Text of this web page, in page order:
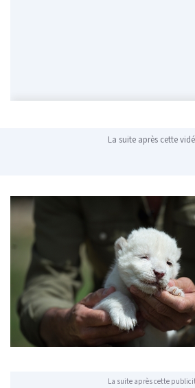
La suite après cette
La suite après cette